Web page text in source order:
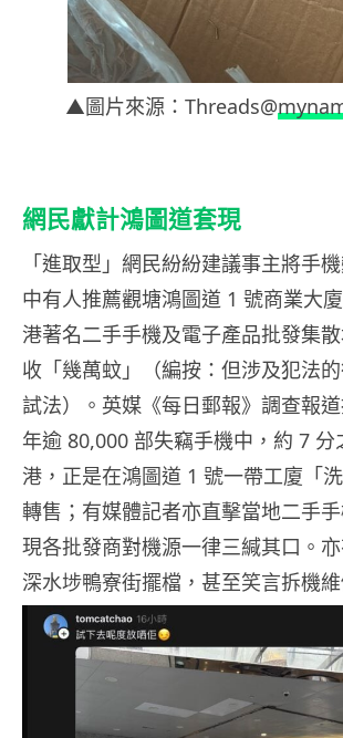
▲圖片來源：Threads@
網民獻計鴻圖道套現
「進取型」網民紛紛建議事主將手
中有人推薦觀塘鴻圖道 1 號商業大
港著名二手手機及電子產品批發集
收「幾萬蚊」（編按：但涉及犯法
試法）。英媒《每日郵報》調查報
年逾 80,000 部失竊手機中，約 7 分
港，正是在鴻圖道 1 號一帶工廈「
轉售；有媒體記者亦直擊當地二手
現各批發商對機源一律三緘其口。
深水埗鴨寮街擺檔，甚至笑言拆機維